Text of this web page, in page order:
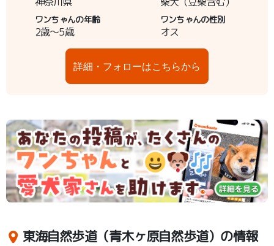
ワンちゃんの年齢
2歳～5歳
ワンちゃんの性別
オス
詳細・フォローはこちらから
東海自然歩道（青木ヶ原自然歩道）の情報